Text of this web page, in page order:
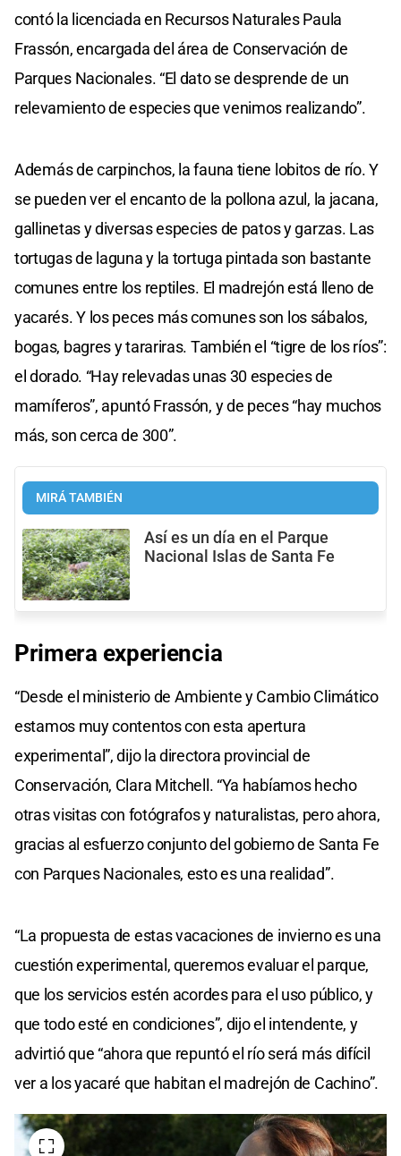
contó la licenciada en Recursos Naturales Paula
Frassón, encargada del área de Conservación de
Parques Nacionales. “El dato se desprende de un
relevamiento de especies que venimos realizando”.
Además de carpinchos, la fauna tiene lobitos de río. Y
se pueden ver el encanto de la pollona azul, la jacana,
gallinetas y diversas especies de patos y garzas. Las
tortugas de laguna y la tortuga pintada son bastante
comunes entre los reptiles. El madrejón está lleno de
yacarés. Y los peces más comunes son los sábalos,
bogas, bagres y tarariras. También el “tigre de los ríos”:
el dorado. “Hay relevadas unas 30 especies de
mamíferos”, apuntó Frassón, y de peces “hay muchos
más, son cerca de 300”.
MIRÁ TAMBIÉN
Así es un día en el Parque
Nacional Islas de Santa Fe
Primera experiencia
“Desde el ministerio de Ambiente y Cambio Climático
estamos muy contentos con esta apertura
experimental”, dijo la directora provincial de
Conservación, Clara Mitchell. “Ya habíamos hecho
otras visitas con fotógrafos y naturalistas, pero ahora,
gracias al esfuerzo conjunto del gobierno de Santa Fe
con Parques Nacionales, esto es una realidad”.
“La propuesta de estas vacaciones de invierno es una
cuestión experimental, queremos evaluar el parque,
que los servicios estén acordes para el uso público, y
que todo esté en condiciones”, dijo el intendente, y
advirtió que “ahora que repuntó el río será más difícil
ver a los yacaré que habitan el madrejón de Cachino”.